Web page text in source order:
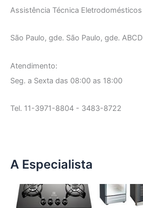
Assistência Técnica Eletrodomésticos
São Paulo, gde. São Paulo, gde. ABCD
Atendimento:
Seg. a Sexta das 08:00 as 18:00
Tel. 11-3971-8804 - 3483-8722
A Especialista